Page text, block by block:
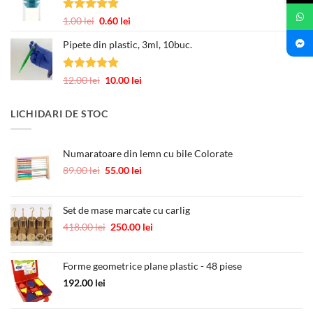
245.00 lei
Evaluat la
1.00lei Prețul
a
fost:
0.60 lei
este:
Pipete din plastic, 3ml, 10buc.
Evaluat la
12.00lei Prețul
fost:
10.00 lei
LICHIDARI DE STOC
Numaratoare din lemn cu bile Colorate
89.00lei Prețul
fost:
89.00 lei.
55.00 lei
55.00 lei.
Set de mase marcate cu carlig
418.00lei Prețul
fost:
250.00 lei
250.00 lei.
Forme geometrice plane plastic - 48 piese
192.00 lei